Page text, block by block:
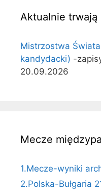
Aktualnie
Mistrzostwa
kandydacki) -
20.09.2026
Mecze
1.Mecze-wyniki
2.Polska-Bułgaria